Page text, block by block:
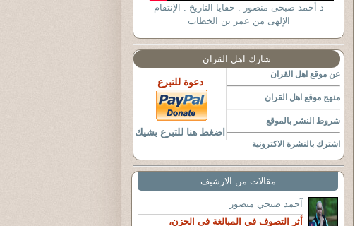
د أحمد صبحى منصور : خفايا التاريخ : الإنتقام
الإلهى من عمر بن الخطاب
شارك اهل القران
عن موقع اهل القران
منهج موقع اهل القران
شروط النشر بالموقع
اشترك بالنشرة الاكترونية
دعوة للتبرع
اضغط هنا للتبرع بشيك
مقالات من الارشيف
آحمد صبحي منصور
أثر التصوف في المبالغة فى الحزن،